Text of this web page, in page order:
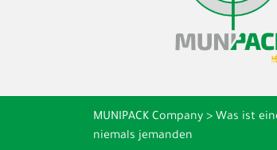
MUNIPACK Company > Was ist
niemals jemanden